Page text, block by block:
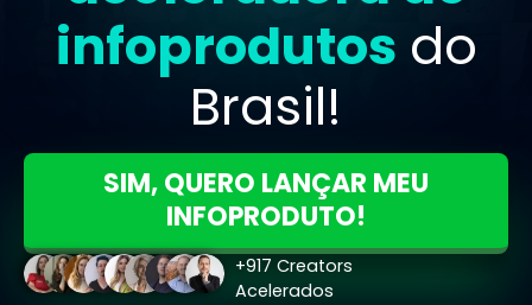
infoprodutos do
Brasil!
SIM, QUERO LANÇAR MEU
INFOPRODUTO!
+917 Creators
Acelerados